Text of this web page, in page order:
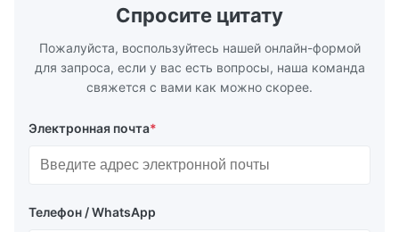
Спросите цитату
Пожалуйста, воспользуйтесь нашей онлайн-формой
для запроса, если у вас есть вопросы, наша команда
свяжется с вами как можно скорее.
Электронная почта*
Телефон / WhatsApp